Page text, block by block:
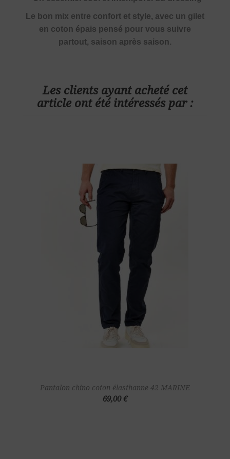
Le bon mix entre confort et style, avec un gilet
en coton épais pensé pour vous suivre
partout, saison après saison.
Les clients ayant acheté cet
article ont été intéressés par :
Pantalon chino coton élasthanne 42 MARINE
69,00 €